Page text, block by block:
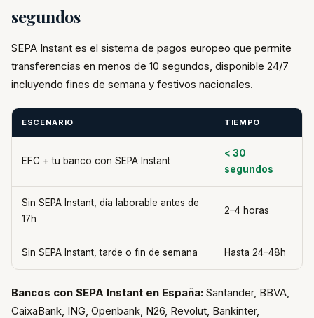
segundos
SEPA Instant es el sistema de pagos europeo que permite
transferencias en menos de 10 segundos, disponible 24/7
incluyendo fines de semana y festivos nacionales.
ESCENARIO TIEMPO
EFC + tu banco con SEPA Instant
< 30
segundos
Sin SEPA Instant, día laborable antes de
17h
2–4 horas
Sin SEPA Instant, tarde o fin de semana Hasta 24–48h
Bancos con SEPA Instant en España: Santander, BBVA,
CaixaBank, ING, Openbank, N26, Revolut, Bankinter,